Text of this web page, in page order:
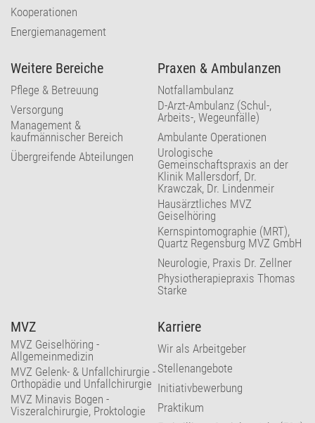
Kooperationen
Energiemanagement
Weitere Bereiche
Pflege & Betreuung
Versorgung
Management &
kaufmännischer Bereich
Übergreifende Abteilungen
Praxen & Ambulanzen
Notfallambulanz
D-Arzt-Ambulanz (Schul-,
Arbeits-, Wegeunfälle)
Ambulante Operationen
Urologische
Gemeinschaftspraxis an der
Klinik Mallersdorf, Dr.
Krawczak, Dr. Lindenmeir
Hausärztliches MVZ
Geiselhöring
Kernspintomographie (MRT),
Quartz Regensburg MVZ GmbH
Neurologie, Praxis Dr. Zellner
Physiotherapiepraxis Thomas
Starke
MVZ
MVZ Geiselhöring -
Allgemeinmedizin
MVZ Gelenk- & Unfallchirurgie -
Orthopädie und Unfallchirurgie
MVZ Minavis Bogen -
Viszeralchirurgie, Proktologie
Karriere
Wir als Arbeitgeber
Stellenangebote
Initiativbewerbung
Praktikum